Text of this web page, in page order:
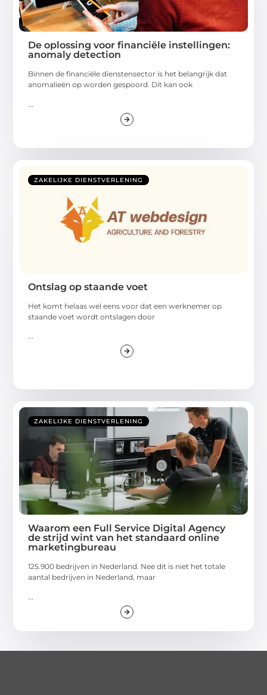
De oplossing voor financiële instellingen:
anomaly detection
Binnen de financiële dienstensector is het belangrijk dat
anomalieën op worden gespoord. Dit kan ook
ZAKELIJKE DIENSTVERLENING
Ontslag op staande voet
Het komt helaas wel eens voor dat een werknemer op
staande voet wordt ontslagen door
...
ZAKELIJKE DIENSTVERLENING
Waarom een Full Service Digital Agency
de strijd wint van het standaard online
marketingbureau
125.900 bedrijven in Nederland. Nee dit is niet het totale
aantal bedrijven in Nederland, maar